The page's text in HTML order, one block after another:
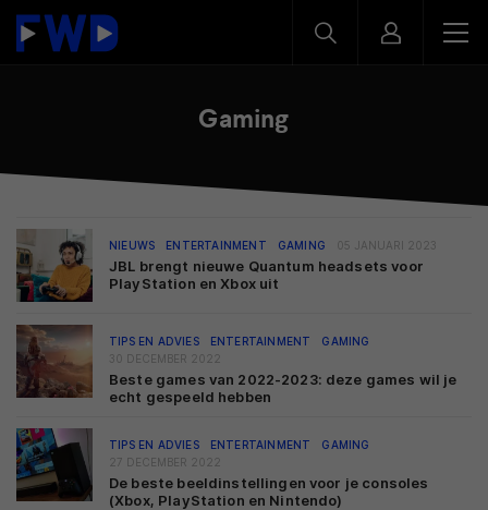
Gaming
NIEUWS ENTERTAINMENT GAMING 05 JANUARI 2023
JBL brengt nieuwe Quantum headsets voor
PlayStation en Xbox uit
TIPS EN ADVIES ENTERTAINMENT
GAMING
30 DECEMBER 2022
Beste games van 2022-2023: deze games wil je
echt gespeeld hebben
TIPS EN ADVIES ENTERTAINMENT
GAMING
27 DECEMBER 2022
De beste beeldinstellingen voor je consoles
(Xbox, PlayStation en Nintendo)